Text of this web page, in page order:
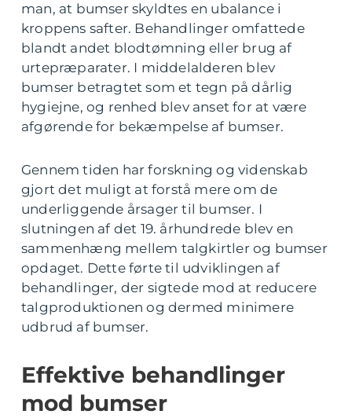
man, at bumser skyldtes en ubalance i
kroppens safter. Behandlinger omfattede
blandt andet blodtømning eller brug af
urtepræparater. I middelalderen blev
bumser betragtet som et tegn på dårlig
hygiejne, og renhed blev anset for at være
afgørende for bekæmpelse af bumser.
Gennem tiden har forskning og videnskab
gjort det muligt at forstå mere om de
underliggende årsager til bumser. I
slutningen af det 19. århundrede blev en
sammenhæng mellem talgkirtler og bumser
opdaget. Dette førte til udviklingen af
behandlinger, der sigtede mod at reducere
talgproduktionen og dermed minimere
udbrud af bumser.
Effektive behandlinger
mod bumser